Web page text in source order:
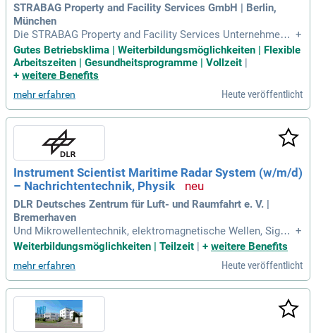
STRABAG Property and Facility Services GmbH | Berlin,
München
Die STRABAG Property and Facility Services Unternehmens
gruppe (STRABAG PFS) stellt innovative, nachhaltige Lösun
gen im Bausektor bereit. Wir sind führend im Hoch- und Tief
bau sowie in der Gebäudetechnik und Projektentwicklung in
lusion prägt unsere Arbeitsweise. Mit unseren eco2solution
s begleiten wir Immobilien durch alle Lebenszyklusphasen,
von Bürogebäuden bis hin zu Rechenzentren. Unsere umfas
senden Building Solutions beinhalten Technisches und Infra
strukturelles Facility Management sowie Property Manage
ment. Vertrauen Sie auf unsere digitale und technische Kom
petenz für zukunftsorientierte Bauprojekte.
+
Gutes Betriebsklima | Weiterbildungsmöglichkeiten | Flexible
Arbeitszeiten | Gesundheitsprogramme | Vollzeit |
+ weitere Benefits
mehr erfahren Heute veröffentlicht
Instrument Scientist Maritime Radar System (w/m/d)
– Nachrichtentechnik, Physik
DLR Deutsches Zentrum für Luft- und Raumfahrt e. V. |
Bremerhaven
Und Mikrowellentechnik, elektromagnetische Wellen, Signal
- und Datenverarbeitung, Sensortechnik in der Fernerkundun
g, Streuungs- und Wellenausbreitung, Sensorfusion oder ver
wandte relevante Gebiete; langjährige Erfahrung in der Forsc
hung und Entwicklung
+
Weiterbildungsmöglichkeiten | Teilzeit | + weitere Benefits
mehr erfahren Heute veröffentlicht